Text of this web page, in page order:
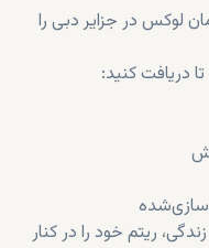
لوکس در جزایر دبی را
ریتم خود را در کنار